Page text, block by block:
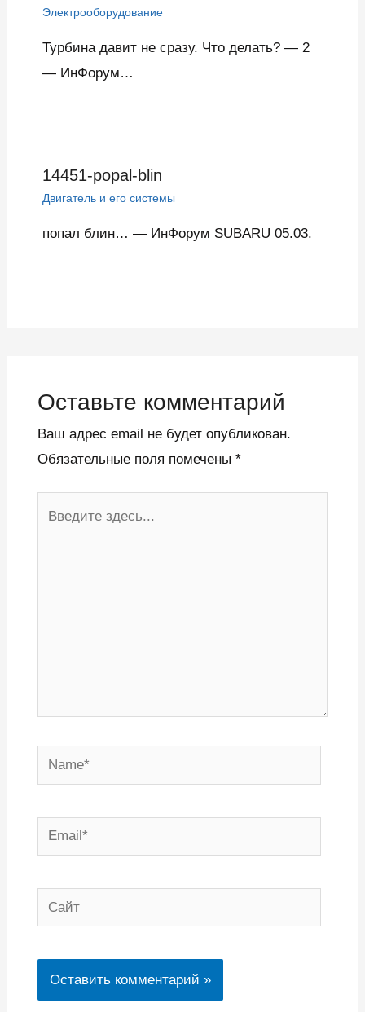
Электрооборудование
Турбина давит не сразу. Что делать? — 2
— ИнФорум…
14451-popal-blin
Двигатель и его системы
попал блин… — ИнФорум SUBARU 05.03.
Оставьте комментарий
Ваш адрес email не будет опубликован.
Обязательные поля помечены *
Name*
Email*
Сайт